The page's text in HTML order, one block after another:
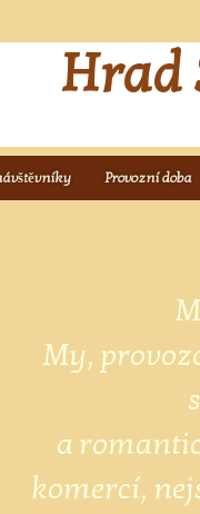
My,
a
komercí,
Hrad
Provozní doba